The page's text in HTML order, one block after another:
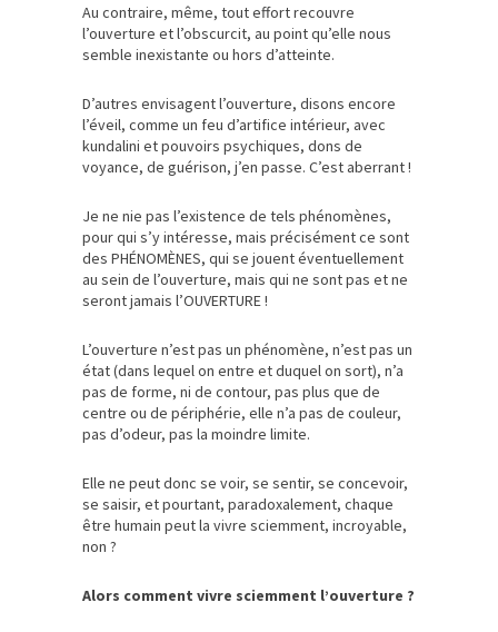
Au contraire, même, tout effort recouvre
l’ouverture et l’obscurcit, au point qu’elle nous
semble inexistante ou hors d’atteinte.
D’autres envisagent l’ouverture, disons encore
l’éveil, comme un feu d’artifice intérieur, avec
kundalini et pouvoirs psychiques, dons de
voyance, de guérison, j’en passe. C’est aberrant !
Je ne nie pas l’existence de tels phénomènes,
pour qui s’y intéresse, mais précisément ce sont
des PHÉNOMÈNES, qui se jouent éventuellement
au sein de l’ouverture, mais qui ne sont pas et ne
seront jamais l’OUVERTURE !
L’ouverture n’est pas un phénomène, n’est pas un
état (dans lequel on entre et duquel on sort), n’a
pas de forme, ni de contour, pas plus que de
centre ou de périphérie, elle n’a pas de couleur,
pas d’odeur, pas la moindre limite.
Elle ne peut donc se voir, se sentir, se concevoir,
se saisir, et pourtant, paradoxalement, chaque
être humain peut la vivre sciemment, incroyable,
non ?
Alors comment vivre sciemment l’ouverture ?